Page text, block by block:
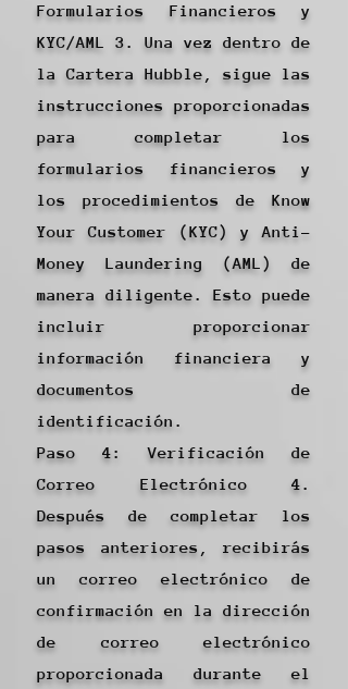
Formularios Financieros y
KYC/AML 3. Una vez dentro de
la Cartera Hubble, sigue las
instrucciones proporcionadas
para completar los
formularios financieros y
los procedimientos de Know
Your Customer (KYC) y Anti-
Money Laundering (AML) de
manera diligente. Esto puede
incluir proporcionar
información financiera y
documentos de
identificación.
Paso 4: Verificación de
Correo Electrónico 4.
Después de completar los
pasos anteriores, recibirás
un correo electrónico de
confirmación en la dirección
de correo electrónico
proporcionada durante el